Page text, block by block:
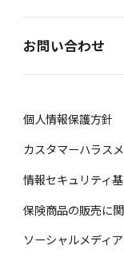
お問い合わせ
個⼈情報保護⽅針
カスタマーハラス
情報セキュリティ
保険商品の販売に
ソーシャルメディ